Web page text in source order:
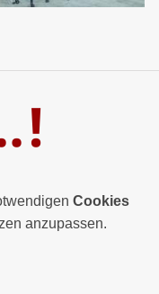
Cookies
anzupassen.